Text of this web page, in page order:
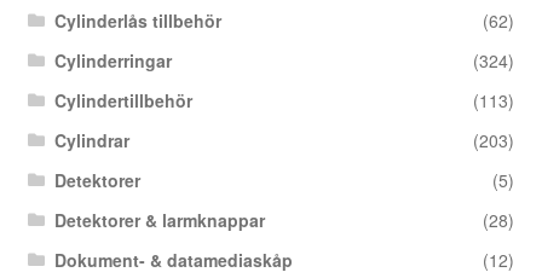
Cylinderlås tillbehör
(62)
Cylinderringar
(324)
Cylindertillbehör
(113)
Cylindrar
(203)
Detektorer
(5)
Detektorer & larmknappar
(28)
Dokument- & datamediaskåp
(12)